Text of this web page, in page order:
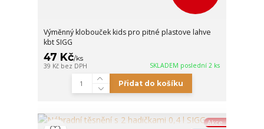
Výměnný klobouček kids pro pitné plastove lahve
kbt SIGG
47 Kč/ks
39 Kč bez DPH SKLADEM poslední 2 ks
Přidat do košíku
Akce